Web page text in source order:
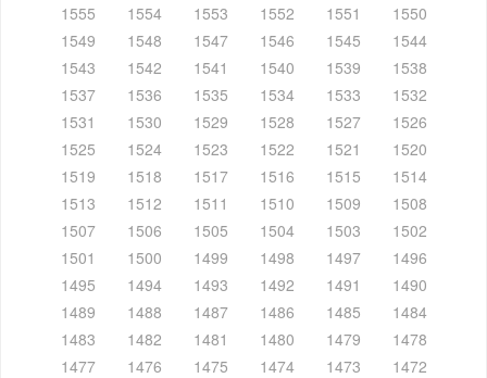
1555
1554 1553 1552 1551
1550
1549
1548 1547 1546 1545
1544
1543
1542 1541 1540 1539
1538
1537
1536 1535 1534 1533
1532
1531
1530 1529 1528 1527
1526
1525
1524 1523 1522 1521
1520
1519
1518 1517 1516 1515
1514
1513
1512 1511 1510 1509
1508
1507
1506 1505 1504 1503
1502
1501
1500 1499 1498 1497
1496
1495
1494 1493 1492 1491
1490
1489
1488 1487 1486 1485
1484
1483
1482 1481 1480 1479
1478
1477
1476 1475 1474 1473
1472